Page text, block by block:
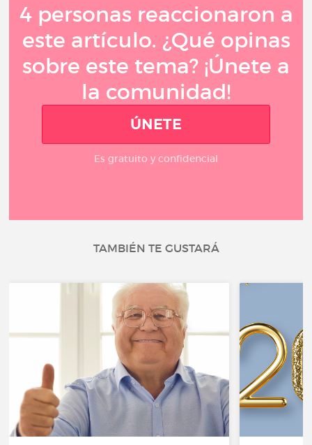
4 personas reaccionaron a
este artículo. ¿Qué opinas
sobre este tema? ¡Únete a
la comunidad!
ÚNETE
Es gratuito y confidencial
TAMBIÉN TE GUSTARÁ